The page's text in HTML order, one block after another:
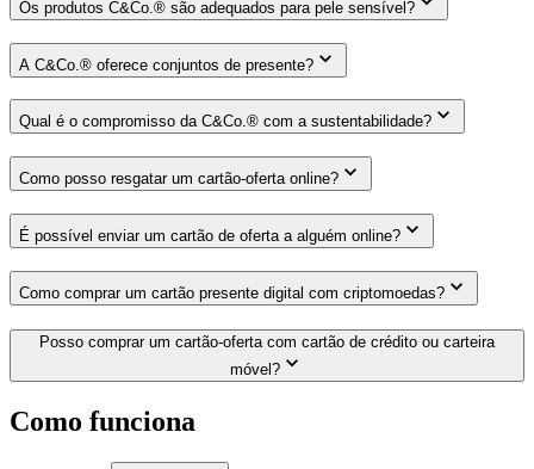
Os produtos C&Co.® são adequados para pele sensível?
A C&Co.® oferece conjuntos de presente?
Qual é o compromisso da C&Co.® com a sustentabilidade?
Como posso resgatar um cartão-oferta online?
É possível enviar um cartão de oferta a alguém online?
Como comprar um cartão presente digital com criptomoedas?
Posso comprar um cartão-oferta com cartão de crédito ou carteira
móvel?
Como funciona